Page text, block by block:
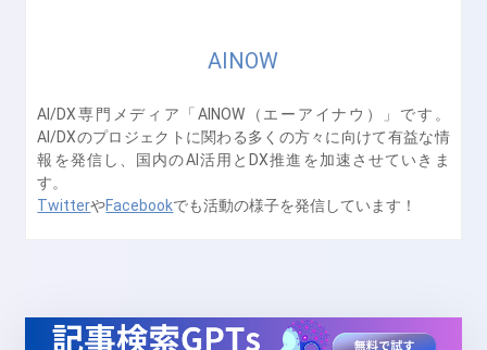
AINOW
AI/DX専門メディア「AINOW（エーアイナウ）」です。
AI/DXのプロジェクトに関わる多くの方々に向けて有益な情
報を発信し、国内のAI活用とDX推進を加速させていきま
す。
TwitterやFacebookでも活動の様子を発信しています！